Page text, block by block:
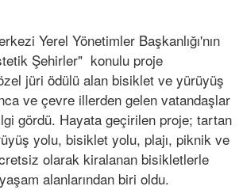
Yerel Yönetimler Başkanlığı'nın
Şehirler" konulu proje
jüri ödülü alan bisiklet ve yürüyüş
ve çevre illerden gelen vatandaşlar
gördü. Hayata geçirilen proje; tartan
yolu, bisiklet yolu, plajı, piknik ve
olarak kiralanan bisikletlerle
alanlarından biri oldu.